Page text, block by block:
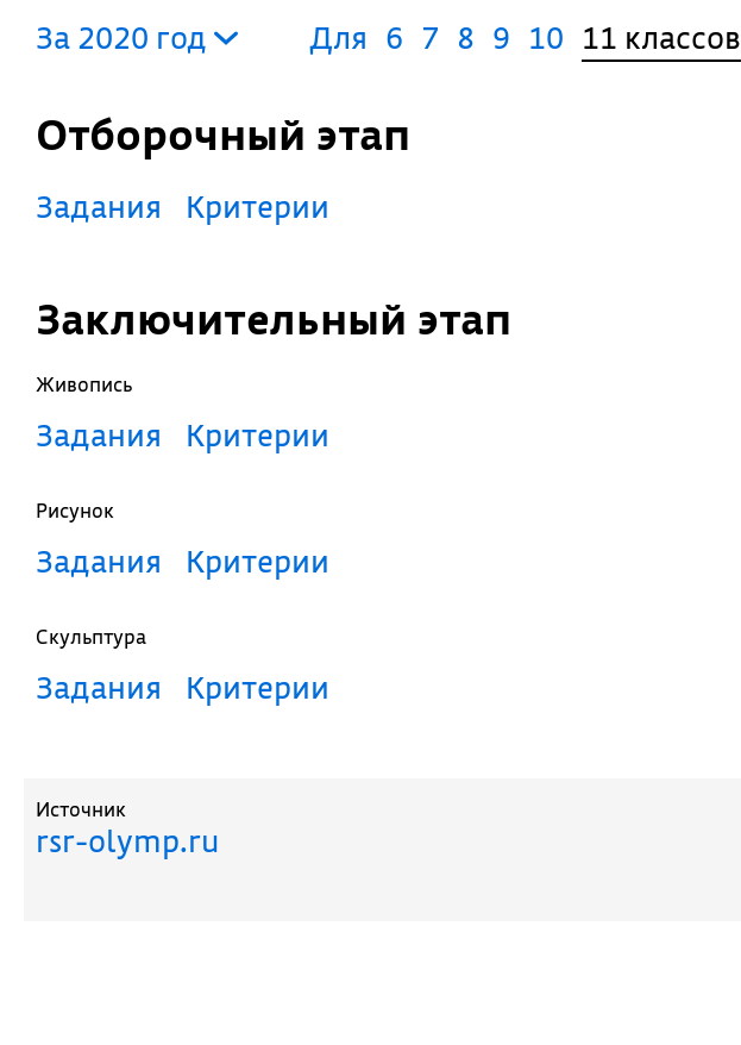
За 2020 год Для 6 7 8 9 10 11 классов
Отборочный этап
Задания Критерии
Заключительный этап
Живопись
Задания Критерии
Рисунок
Задания Критерии
Скульптура
Задания Критерии
Источник
rsr-olymp.ru